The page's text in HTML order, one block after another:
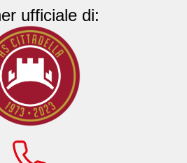
ufficiale di: